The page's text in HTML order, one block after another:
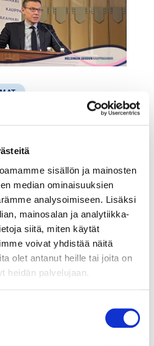
sisällön ja mainosten
median ominaisuuksien
analysoimiseen. Lisäksi
mainosalan ja analytiikka-
siitä, miten käytät
voivat yhdistää näitä
olet antanut heille tai joita on
heidän palvelujaan.
Talouden
palataan
jäähyväisiä
mutta saatiin
Sitä
ylijohtaja
nousu on päivä